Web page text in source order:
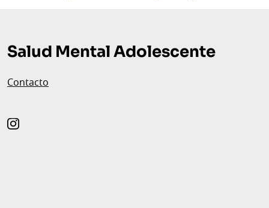
de
página
Salud Mental Adolescente
Contacto
instagram